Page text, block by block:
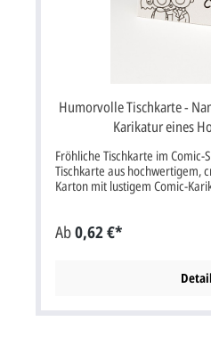
Humorvolle Tischkarte -
Karikatur eines
Fröhliche Tischkarte im
Tischkarte aus hochwertigem,
Karton mit lustigem Comic-
Text/Namen bei dieser Karte ist
Ab0,62 €*